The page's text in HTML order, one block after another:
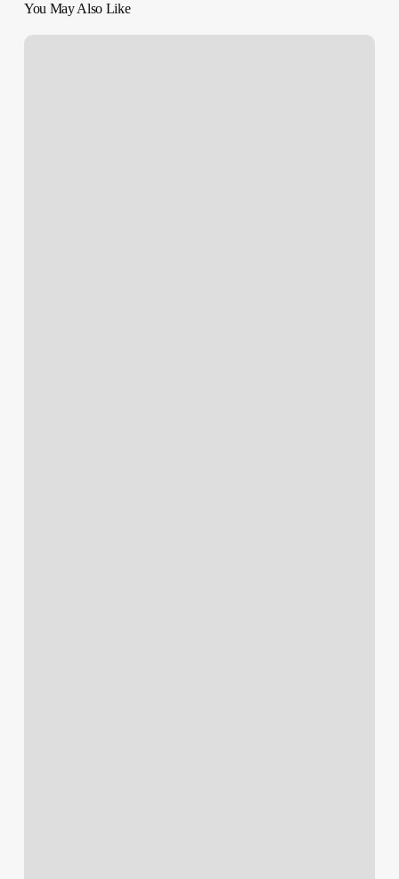
You May Also Like